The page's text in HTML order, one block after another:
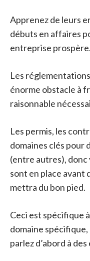
Apprenez de leurs
débuts en affaires
entreprise prospère.
Les
énorme obstacle à
raisonnable
Les permis, les
domaines clés pour
(entre autres), donc
sont en place avant
mettra du bon pied.
Ceci est spécifique
domaine
parlez d’abord à